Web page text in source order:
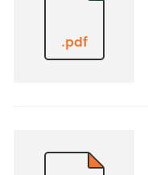
.pdf